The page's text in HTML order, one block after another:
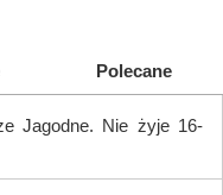
Polecane
Jagodne. Nie żyje 16-